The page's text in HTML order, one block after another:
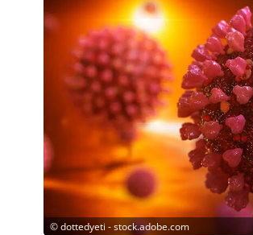
©dottedyeti - stock.adobe.com